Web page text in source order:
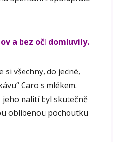
a bez očí domluvily.
si všechny, do jedné,
Caro s mlékem.
jeho nalití byl skutečně
oblíbenou pochoutku